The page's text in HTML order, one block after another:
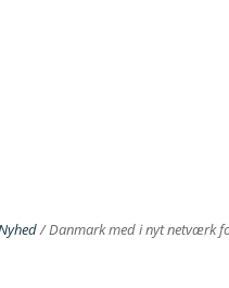
/Danmark med i nyt netværk